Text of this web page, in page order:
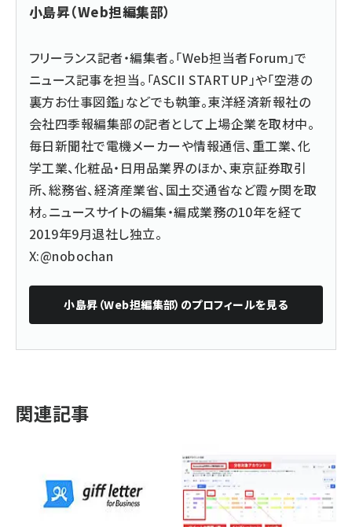
小島昇（Web担編集部）
フリーランス記者・編集者。「Web担当者Forum」で
ニュース記事を担当。「ASCII STARTUP」や「空港の
裏方お仕事図鑑」などでも執筆。東洋経済新報社の
会社四季報編集部の記者として上場企業を取材中。
毎日新聞社で電機メーカーや情報通信、重工業、化
学工業、化粧品・日用品業界のほか、東京証券取引
所、総務省、経済産業省、国土交通省など霞ヶ関を取
材。ニュースサイトの編集・編成業務の10年を経て
2019年9月退社し独立。
X:@nobochan
小島昇（Web担編集部） のプロフィールを見る
関連記事